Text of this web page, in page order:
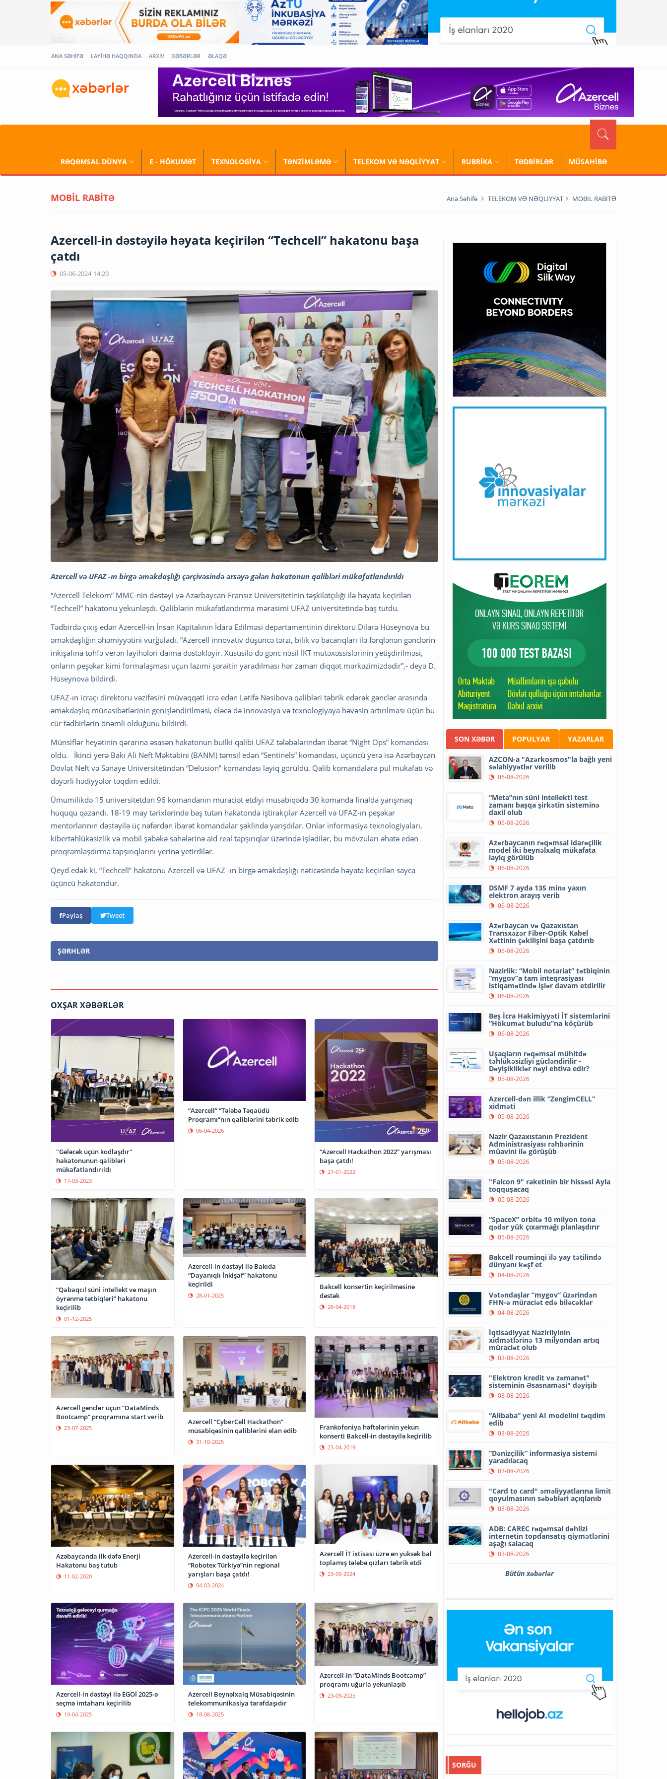
ANA SƏHİFƏ LAYİHƏ HAQQINDA ARXİV XƏBƏRLƏR ƏLAQƏ
RƏQƏMSAL DÜNYA E - HÖKUMƏT TEXNOLOGİYA TƏNZİMLƏMƏ TELEKOM VƏ NƏQLİYYAT RUBRİKA TƏDBİRLƏR MÜSAHİBƏ
MOBİL RABİTƏ Ana Səhifə TELEKOM VƏ NƏQLİYYAT MOBİL RABİTƏ
Azercell-in dəstəyilə həyata keçirilən “Techcell” hakatonu başa
çatdı
05-06-2024 14:20
Azercell və UFAZ -ın birgə əməkdaşlığı çərçivəsində ərsəyə gələn hakatonun qalibləri mükafatlandırıldı
“Azercell Telekom” MMC-nin dəstəyi və Azərbaycan-Fransız Universitetinin təşkilatçılığı ilə həyata keçirilən
“Techcell” hakatonu yekunlaşdı. Qaliblərin mükafatlandırma mərasimi UFAZ universitetində baş tutdu.
Tədbirdə çıxış edən Azercell-in İnsan Kapitalının İdarə Edilməsi departamentinin direktoru Dilarə Hüseynova bu
əməkdaşlığın əhəmiyyətini vurğuladı. “Azercell innovativ düşüncə tərzi, bilik və bacarıqları ilə fərqlənən gənclərin
inkişafına töhfə verən layihələri daima dəstəkləyir. Xüsusilə də gənc nəsil İKT mütəxəssislərinin yetişdirilməsi,
onların peşəkar kimi formalaşması üçün lazımi şəraitin yaradılması hər zaman diqqət mərkəzimizdədir”,- deyə D.
Hüseynova bildirdi.
UFAZ-ın icraçı direktoru vəzifəsini müvəqqəti icra edən Lətifə Nəsibova qalibləri təbrik edərək gənclər arasında
əməkdaşlıq münasibətlərinin genişləndirilməsi, eləcə də innovasiya və texnologiyaya həvəsin artırılması üçün bu
cür tədbirlərin önəmli olduğunu bildirdi.
Münsiflər heyətinin qərarına əsasən hakatonun builki qalibi UFAZ tələbələrindən ibarət “Night Ops” komandası
oldu. İkinci yerə Bakı Ali Neft Məktəbini (BANM) təmsil edən “Sentinels” komandası, üçüncü yerə isə Azərbaycan
Dövlət Neft və Sənaye Universitetindən “Delusion” komandası layiq görüldü. Qalib komandalara pul mükafatı və
dəyərli hədiyyələr təqdim edildi.
Ümumilikdə 15 universitetdən 96 komandanın müraciət etdiyi müsabiqədə 30 komanda finalda yarışmaq
hüququ qazandı. 18-19 may tarixlərində baş tutan hakatonda iştirakçılar Azercell və UFAZ-ın peşəkar
mentorlarının dəstəyilə üç nəfərdən ibarət komandalar şəklində yarışdılar. Onlar informasiya texnologiyaları,
kibertəhlükəsizlik və mobil şəbəkə sahələrinə aid real tapşırıqlar üzərində işlədilər, bu mövzuları əhatə edən
proqramlaşdırma tapşırıqlarını yerinə yetirdilər.
Qeyd edək ki, “Techcell” hakatonu Azercell və UFAZ -ın birgə əməkdaşlığı nəticəsində həyata keçirilən sayca
üçüncü hakatondur.
Paylaş Tweet
ŞƏRHLƏR
OXŞAR XƏBƏRLƏR
"Gələcək üçün kodlaşdır"
hakatonunun qalibləri
mükafatlandırıldı
17-03-2023
“Azercell” “Tələbə Təqaüdü
Proqramı”nın qaliblərini təbrik edib
06-04-2026
“Azercell Hackathon 2022” yarışması
başa çatdı!
27-01-2022
“Qabaqcıl süni intellekt və maşın
öyrənmə tətbiqləri” hakatonu
keçirilib
01-12-2025
Azercell-in dəstəyi ilə Bakıda
“Dayanıqlı İnkişaf” hakatonu
keçirildi
28-01-2025
Bakcell konsertin keçirilməsinə
dəstək
26-04-2018
Azercell gənclər üçün “DataMinds
Bootcamp” proqramına start verib
23-07-2025
Azercell “CyberCell Hackathon”
müsabiqəsinin qaliblərini elan edib
31-10-2025
Frankofoniya həftələrinin yekun
konserti Bakcell-in dəstəyilə keçirilib
23-04-2019
Azəbaycanda ilk dəfə Enerji
Hakatonu baş tutub
11-02-2020
Azercell-in dəstəyilə keçirilən
“Robotex Türkiyə”nin regional
yarışları başa çatdı!
04-03-2024
Azercell İT ixtisası üzrə ən yüksək bal
toplamış tələbə qızları təbrik etdi
23-09-2024
Azercell-in dəstəyi ilə EGOİ 2025-ə
seçmə imtahanı keçirilib
19-04-2025
Azercell Beynəlxalq Müsabiqəsinin
telekommunikasiya tərəfdaşıdır
18-08-2025
Azercell-in “DataMinds Bootcamp”
proqramı uğurla yekunlaşıb
23-09-2025
SON XƏBƏR POPULYAR YAZARLAR
AZCON-a "Azərkosmos"la bağlı yeni
səlahiyyətlər verilib
06-08-2026
“Meta”nın süni intellekti test
zamanı başqa şirkətin sisteminə
daxil olub
06-08-2026
Azərbaycanın rəqəmsal idarəçilik
model iki beynəlxalq mükafata
layiq görülüb
06-08-2026
DSMF 7 ayda 135 minə yaxın
elektron arayış verib
06-08-2026
Azərbaycan və Qazaxıstan
Transxəzər Fiber-Optik Kabel
Xəttinin çəkilişini başa çatdırıb
06-08-2026
Nazirlik: “Mobil notariat” tətbiqinin
“mygov”a tam inteqrasiyası
istiqamətində işlər davam etdirilir
06-08-2026
Beş İcra Hakimiyyəti İT sistemlərini
“Hökumət buludu”na köçürüb
06-08-2026
Uşaqların rəqəmsal mühitdə
təhlükəsizliyi gücləndirilir -
Dəyişikliklər nəyi ehtiva edir?
05-08-2026
Azercell-dən illik “ZengimCELL”
xidməti
05-08-2026
Nazir Qazaxıstanın Prezident
Administrasiyası rəhbərinin
müavini ilə görüşüb
05-08-2026
"Falcon 9" raketinin bir hissəsi Ayla
toqquşacaq
05-08-2026
“SpaceX” orbitə 10 milyon tona
qədər yük çıxarmağı planlaşdırır
05-08-2026
Bakcell rouminqi ilə yay tətilində
dünyanı kəşf et
04-08-2026
Vətəndaşlar “mygov” üzərindən
FHN-ə müraciət edə biləcəklər
04-08-2026
İqtisadiyyat Nazirliyinin
xidmətlərinə 13 milyondan artıq
müraciət olub
03-08-2026
"Elektron kredit və zəmanət"
sisteminin Əsasnaməsi" dəyişib
03-08-2026
“Alibaba” yeni AI modelini təqdim
edib
03-08-2026
“Dənizçilik” informasiya sistemi
yaradılacaq
03-08-2026
"Card to card" əməliyyatlarına limit
qoyulmasının səbəbləri açıqlanıb
03-08-2026
ADB: CAREC rəqəmsal dəhlizi
internetin topdansatış qiymətlərini
aşağı salacaq
03-08-2026
Bütün xəbərlər
SORĞU